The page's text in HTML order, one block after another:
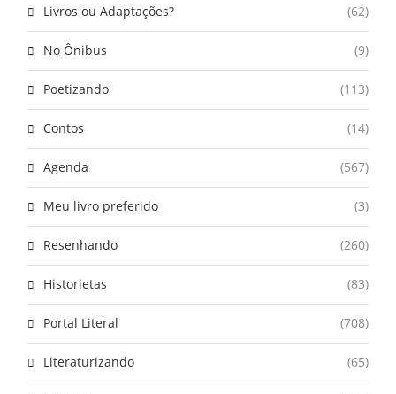
Livros ou Adaptações? (62)
No Ônibus (9)
Poetizando (113)
Contos (14)
Agenda (567)
Meu livro preferido (3)
Resenhando (260)
Historietas (83)
Portal Literal (708)
Literaturizando (65)